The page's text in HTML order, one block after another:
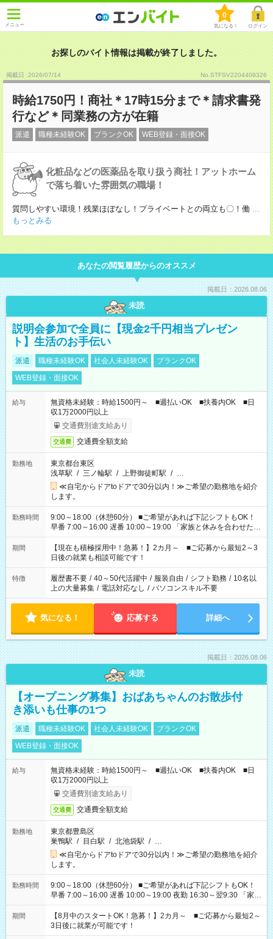
メニュー
0
気になる！ ログイン
お探しのバイト情報は掲載が終了しました。
掲載日 :2026/07/14 No.STFSV2204409326
時給1750円！商社＊17時15分まで＊請求書発
行など＊同業務の方が在籍
派遣 職種未経験OK ブランクOK WEB登録・面接OK
化粧品などの医薬品を取り扱う商社！アットホーム
で落ち着いた雰囲気の職場！
質問しやすい環境！残業ほぼなし！プライベートとの両立も〇！働 ...
もっとみる
あなたの閲覧履歴からのオススメ
掲載日：2026.08.06
未読
説明会参加で全員に【現金2千円相当プレゼン
ト】生活のお手伝い
派遣 職種未経験OK 社会人未経験OK
ブランクOK
WEB登録・面接OK
給与
無資格未経験：時給1500円～ ■週払いOK ■扶養内OK ■日
収1万2000円以上
交通費別途支給あり
交通費 交通費全額支給
勤務地
東京都台東区
浅草駅 / 三ノ輪駅 / 上野御徒町駅 / …
≪自宅からドアtoドアで30分以内！≫ご希望の勤務地を紹介
します。
勤務時間
9:00～18:00（休憩60分） ■ご希望があれば下記シフトもOK！
早番 7:00～16:00 遅番 10:00～19:00 「家族と休みを合わせた
い」 「余裕を持って夕飯の準備がしたい」 「できれば残業はし
たくない」 など、ご希望を教えてくださいね。 ※Wワーク希望
の方へ 今ご覧のお仕事で希望する勤務時間と、もう1つのお仕事
の勤務時間。 合計で週40時間を超える場合は応募できません。
期間
【現在も積極採用中！急募！】2カ月～ ■ご応募から最短2～3
日後の就業も相談可能です！
特徴 履歴書不要 / 40～50代活躍中 / 服装自由 / シフト勤務 / 10名以
上の大量募集 / 電話対応なし / パソコンスキル不要
気になる！ 応募する 詳細へ
掲載日：2026.08.06
未読
【オープニング募集】おばあちゃんのお散歩付
き添いも仕事の1つ
派遣 職種未経験OK 社会人未経験OK
ブランクOK
WEB登録・面接OK
給与
無資格未経験：時給1500円～ ■週払いOK ■扶養内OK ■日
収1万2000円以上
交通費別途支給あり
交通費 交通費全額支給
勤務地
東京都豊島区
巣鴨駅 / 目白駅 / 北池袋駅 / …
≪自宅からドアtoドアで30分以内！≫ご希望の勤務地を紹介
します。
勤務時間
9:00～18:00（休憩60分） ■ご希望があれば下記シフトもOK！
早番 7:00～16:00 遅番 10:00～19:00 夜勤 16:30～翌9:30 「家族
と休みを合わせたい」 「余裕を持って夕飯の準備がしたい」
「できれば残業はしたくない」 など、ご希望を教えてください
ね。 ※Wワーク希望の方へ 今ご覧のお仕事で希望する勤務時間
と、もう1つのお仕事の勤務時間。 合計で週40時間を超える場
期間
【8月中のスタートOK！急募！】2カ月～ ■ご応募から最短2～
3日後に就業が可能です！